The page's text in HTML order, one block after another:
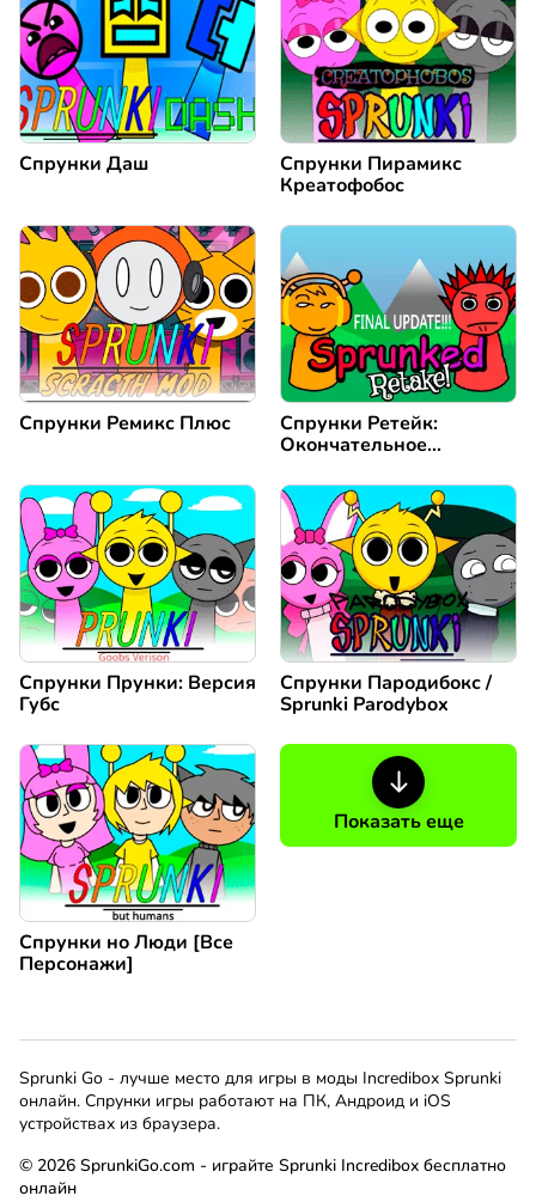
Спрунки Даш
Спрунки Пирамикс
Креатофобос
Спрунки Ремикс Плюс
Спрунки Ретейк:
Окончательное
Спрунки Прунки: Версия
Губс
Спрунки Пародибокс /
Sprunki Parodybox
Спрунки но Люди [Все
Персонажи]
Показать еще
Sprunki Go - лучше место для игры в моды Incredibox Sprunki
онлайн. Спрунки игры работают на ПК, Андроид и iOS
устройствах из браузера.
© 2026 SprunkiGo.com - играйте Sprunki Incredibox бесплатно
онлайн